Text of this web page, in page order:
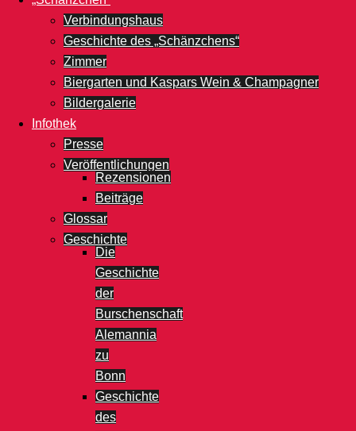
Verbindungshaus
Geschichte des „Schänzchens“
Zimmer
Biergarten und Kaspars Wein & Champagner
Bildergalerie
Infothek
Presse
Veröffentlichungen
Rezensionen
Beiträge
Glossar
Geschichte
Die
Geschichte
der
Burschenschaft
Alemannia
zu
Bonn
Geschichte
des